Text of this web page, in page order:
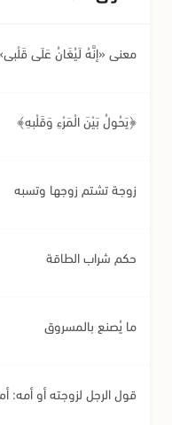
معنى «إِنَّهُ لَيُغَانُ عَلَى
﴿يَحُولُ بَيْنَ الْمَرْءِ وَقَلْبِهِ﴾
زوجة تشتم زوجها وتسبه
حكم شراب الطاقة
ما يُصنع بالمسروق
قول الرجل لزوجته أو أمه: